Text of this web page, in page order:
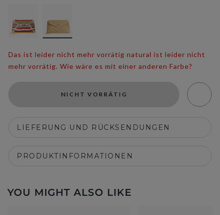
Das ist leider nicht mehr vorrätig natural ist leider nicht
mehr vorrätig. Wie wäre es mit einer anderen Farbe?
NICHT VORRÄTIG
LIEFERUNG UND RÜCKSENDUNGEN
PRODUKTINFORMATIONEN
YOU MIGHT ALSO LIKE